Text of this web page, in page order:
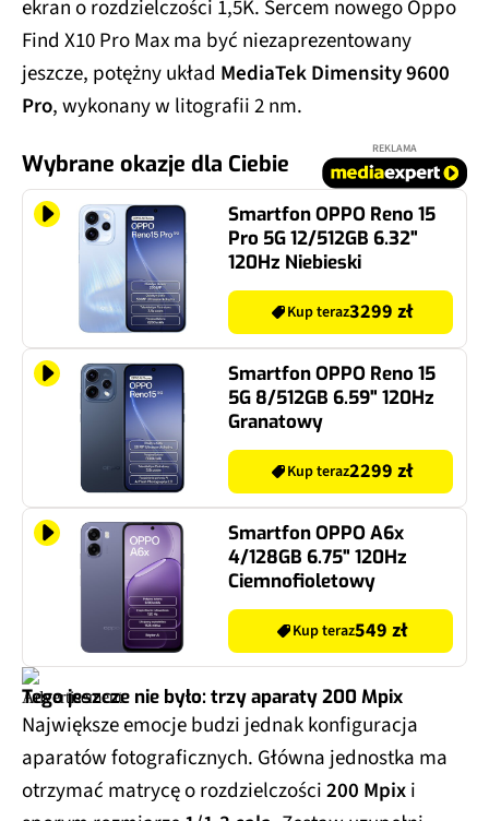
ekran o rozdzielczości 1,5K. Sercem nowego Oppo
Find X10 Pro Max ma być niezaprezentowany
jeszcze, potężny układ MediaTek Dimensity 9600
Pro, wykonany w litografii 2 nm.
Wybrane okazje dla Ciebie
REKLAMA
Smartfon OPPO Reno 15
Pro 5G 12/512GB 6.32"
120Hz Niebieski
Kup teraz3299 zł
Smartfon OPPO Reno 15
5G 8/512GB 6.59" 120Hz
Granatowy
Kup teraz2299 zł
Smartfon OPPO A6x
4/128GB 6.75" 120Hz
Ciemnofioletowy
Kup teraz549 zł
Tego jeszcze nie było: trzy aparaty 200 Mpix
Największe emocje budzi jednak konfiguracja
aparatów fotograficznych. Główna jednostka ma
otrzymać matrycę o rozdzielczości200 Mpixi